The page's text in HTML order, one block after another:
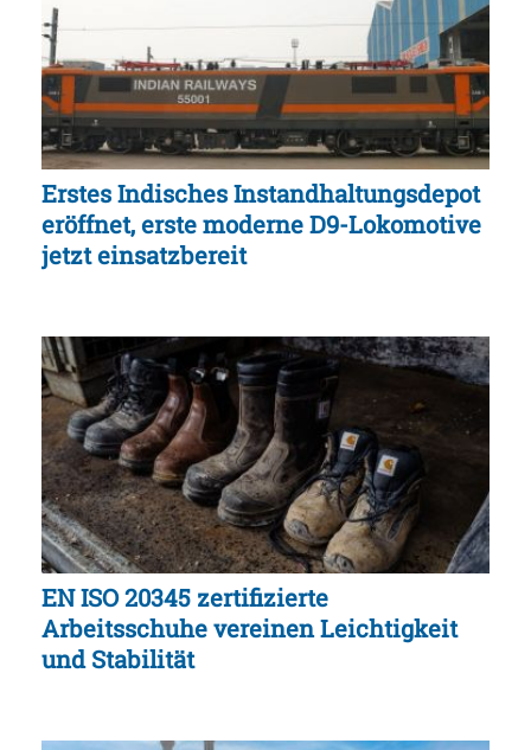
Erstes Indisches Instandhaltungsdepot
eröffnet, erste moderne D9-Lokomotive
jetzt einsatzbereit
EN ISO 20345 zertifizierte
Arbeitsschuhe vereinen Leichtigkeit
und Stabilität